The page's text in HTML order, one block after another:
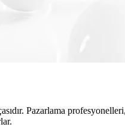
Pazarlama